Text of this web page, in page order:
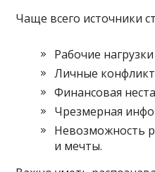
Чаще всего источники
Рабочие
Личные
Финансовая
Чрезмерная
Невозможность
и мечты.